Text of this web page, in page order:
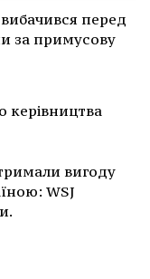
перед
за примусову
керівництва
вигоду
WSJ